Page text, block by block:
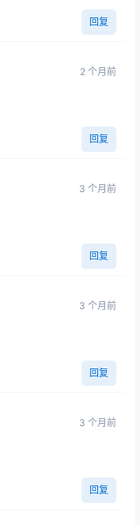
回复
2 个月前
回复
3 个月前
回复
3 个月前
回复
3 个月前
回复